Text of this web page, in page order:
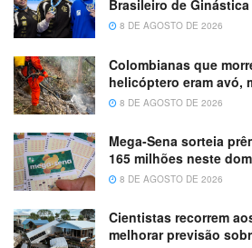
Brasileiro de Ginástica
8 DE AGOSTO DE 2026
Colombianas que
helicóptero eram avó,
8 DE AGOSTO DE 2026
Mega-Sena sorteia
165 milhões neste
8 DE AGOSTO DE 2026
Cientistas recorrem
melhorar previsão